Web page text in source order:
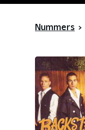
Nummers